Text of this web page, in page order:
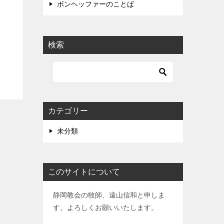
ボンヘッファーのことば
検索
カテゴリー
未分類
このサイトについて
静岡教会の牧師、遠山信和と申しま
す。よろしくお願いいたします。